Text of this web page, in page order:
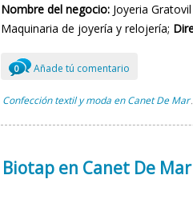
Nombre del negocio:Joyeria Gratovil
Maquinaria de joyería y relojería;
0 Añade tú comentario
Confección textil y moda en Canet De Mar ,
Biotap en Canet De Mar